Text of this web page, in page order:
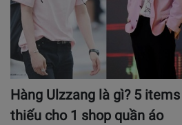
Hàng Ulzzang là gì? 5
thiếu cho 1 shop quần áo